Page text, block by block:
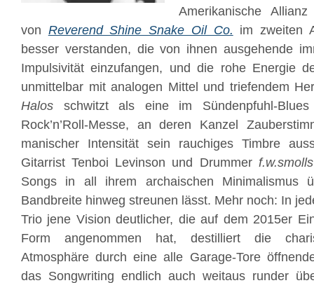
Amerikanische
von Reverend Shine Snake Oil Co. im zweiten
besser verstanden, die von ihnen ausgehende
Impulsivität einzufangen, und die rohe Energie
unmittelbar mit analogen Mittel und triefendem
Halos schwitzt als eine im Sündenpfuhl-Blues
Rock’n’Roll-Messe, an deren Kanzel
manischer Intensität sein rauchiges Timbre
Gitarrist Tenboi Levinson und Drummer f.w.smolls
Songs in all ihrem archaischen Minimalismus
Bandbreite hinweg streunen lässt. Mehr noch: In
Trio jene Vision deutlicher, die auf dem 2015er
Form angenommen hat, destilliert die
Atmosphäre durch eine alle Garage-Tore
das Songwriting endlich auch weitaus runder